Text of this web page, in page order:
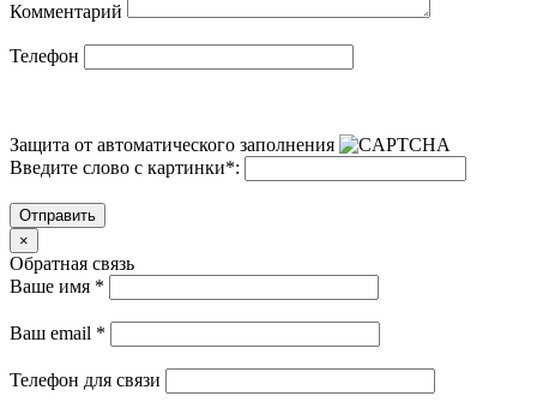
Комментарий
Телефон
Защита от автоматического заполнения
Введите слово с картинки*:
Отправить
×
Обратная связь
Ваше имя *
Ваш email *
Телефон для связи